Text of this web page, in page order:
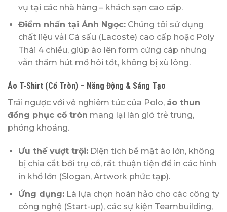
vụ tại các nhà hàng – khách sạn cao cấp.
Điểm nhấn tại Ánh Ngọc:Chúng tôi sử dụng
chất liệu vải Cá sấu (Lacoste) cao cấp hoặc Poly
Thái 4 chiều, giúp áo lên form cứng cáp nhưng
vẫn thấm hút mồ hôi tốt, không bị xù lông.
Áo T-Shirt (Cổ Tròn) – Năng Động & Sáng Tạo
Trái ngược với vẻ nghiêm túc của Polo, áo thun
đồng phục cổ tròn mang lại làn gió trẻ trung,
phóng khoáng.
Ưu thế vượt trội:Diện tích bề mặt áo lớn, không
bị chia cắt bởi trụ cổ, rất thuận tiện để in các hình
in khổ lớn (Slogan, Artwork phức tạp).
Ứng dụng:Là lựa chọn hoàn hảo cho các công ty
công nghệ (Start-up), các sự kiện Teambuilding,